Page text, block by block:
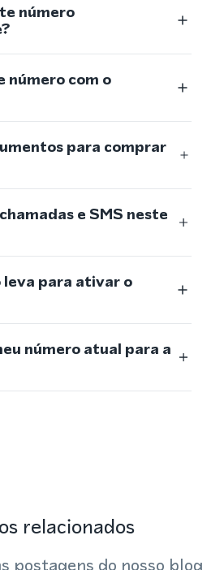
número
número com o
para comprar
e SMS neste
para ativar o
número atual para a
relacionados
postagens do nosso blog